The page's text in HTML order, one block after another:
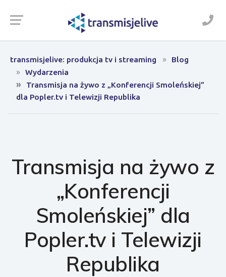
transmisjelive: produkcja tv i streaming
Blog
Wydarzenia
Transmisja na żywo z „Konferencji Smoleńskiej”
dla Popler.tv i Telewizji Republika
Transmisja na żywo z
„Konferencji
Smoleńskiej” dla
Popler.tv i Telewizji
Republika